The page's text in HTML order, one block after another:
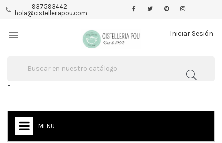
937593442
hola@cistelleriapou.com
Iniciar Sesión

-
MENU